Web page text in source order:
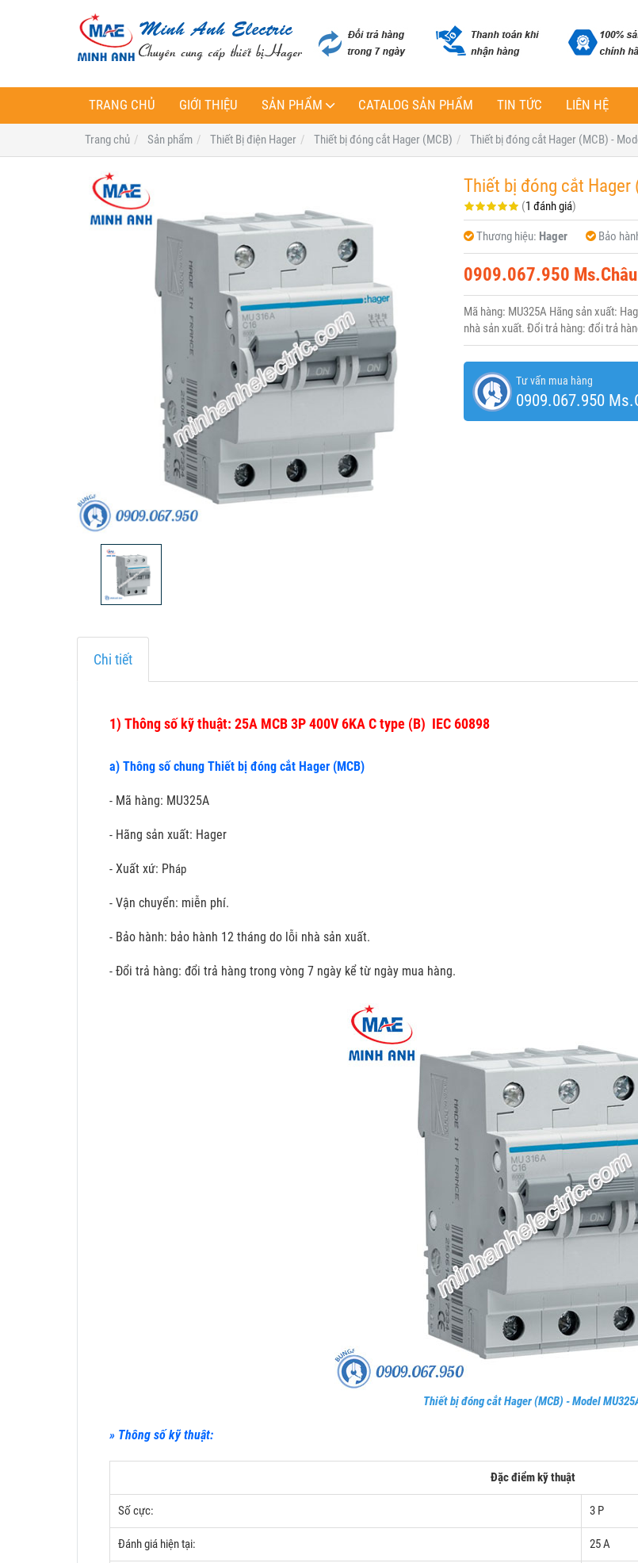
TRANG CHỦ GIỚI THIỆU SẢN PHẨM CATALOG SẢN PHẨM TIN TỨC LIÊN HỆ
Trang chủ Sản phẩm Thiết Bị điện Hager Thiết bị đóng cắt Hager (MCB) Thiết bị đóng cắt Hager (MCB) -
Thiết bị đóng cắt Hager
(1 đánh giá)
Thương hiệu: Hager Bảo
0909.067.950 Ms.Châu
Mã hàng: MU325A Hãng sản xuất:
nhà sản xuất. Đổi trả hàng: đổi trả
Tư vấn mua hàng
0909.067.950
Chi tiết
1) Thông số kỹ thuật: 25A MCB 3P 400V 6KA C type (B) IEC 60898
a) Thông số chung Thiết bị đóng cắt Hager (MCB)
- Mã hàng: MU325A
- Hãng sản xuất: Hager
- Xuất xứ: Pháp
- Vận chuyển: miễn phí.
- Bảo hành: bảo hành 12 tháng do lỗi nhà sản xuất.
- Đổi trả hàng: đổi trả hàng trong vòng 7 ngày kể từ ngày mua hàng.
Thiết bị đóng cắt Hager (MCB) - Model
» Thông số kỹ thuật:
Đặc điểm kỹ thuật
Số cực: 3 P
Đánh giá hiện tại: 25 A